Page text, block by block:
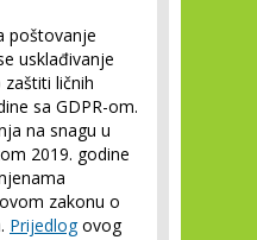
poštovanje
usklađivanje
ličnih
sa GDPR-om.
na snagu u
2019. godine
zakonu o
Prijedlogovog